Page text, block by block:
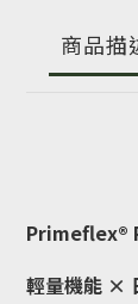
商品描
Primeflex®
輕量機能 ×